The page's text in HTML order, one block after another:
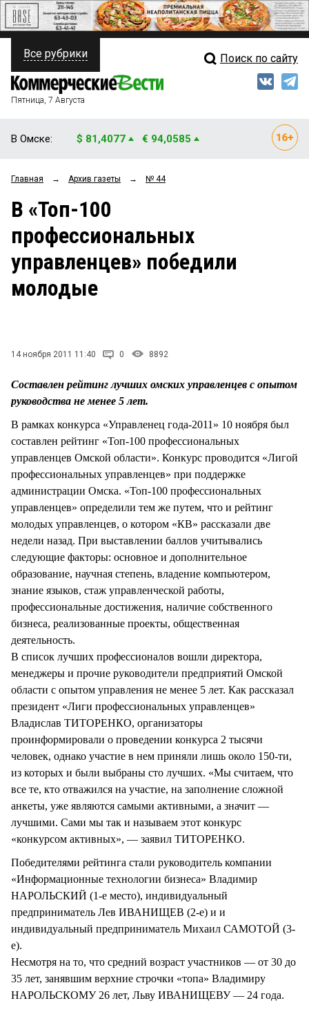
ПОЛИТИКА
ФИНАНСЫ
ОБЩЕСТВО
ЗАКОН
НОВОСТИ КОМПАНИЙ
Свежий выпуск
Блоги
Архив
Все рубрики Поиск по сайту
Пятница, 7 Августа
В Омске: $ 81,4077 € 94,0585
Главная → Архив газеты → № 44
В «Топ-100
профессиональных
управленцев» победили
молодые
14 ноября 2011 11:40 0 8892
Составлен рейтинг лучших омских управленцев с опытом
руководства не менее 5 лет.
В рамках конкурса «Управленец года-2011» 10 ноября был
составлен рейтинг «Топ-100 профессиональных
управленцев Омской области». Конкурс проводится «Лигой
профессиональных управленцев» при поддержке
администрации Омска. «Топ-100 профессиональных
управленцев» определили тем же путем, что и рейтинг
молодых управленцев, о котором «КВ» рассказали две
недели назад. При выставлении баллов учитывались
следующие факторы: основное и дополнительное
образование, научная степень, владение компьютером,
знание языков, стаж управленческой работы,
профессиональные достижения, наличие собственного
бизнеса, реализованные проекты, общественная
деятельность.
В список лучших профессионалов вошли директора,
менеджеры и прочие руководители предприятий Омской
области с опытом управления не менее 5 лет. Как рассказал
президент «Лиги профессиональных управленцев»
Владислав ТИТОРЕНКО, организаторы
проинформировали о проведении конкурса 2 тысячи
человек, однако участие в нем приняли лишь около 150-ти,
из которых и были выбраны сто лучших. «Мы считаем, что
все те, кто отважился на участие, на заполнение сложной
анкеты, уже являются самыми активными, а значит —
лучшими. Сами мы так и называем этот конкурс
«конкурсом активных», — заявил ТИТОРЕНКО.
Победителями рейтинга стали руководитель компании
«Информационные технологии бизнеса» Владимир
НАРОЛЬСКИЙ (1-е место), индивидуальный
предприниматель Лев ИВАНИЩЕВ (2-е) и и
индивидуальный предприниматель Михаил САМОТОЙ (3-
е).
Несмотря на то, что средний возраст участников — от 30 до
35 лет, занявшим верхние строчки «топа» Владимиру
НАРОЛЬСКОМУ 26 лет, Льву ИВАНИЩЕВУ — 24 года.